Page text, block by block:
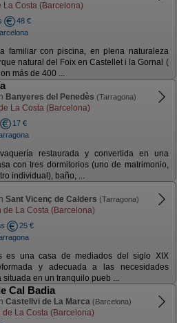
La Costa (Barcelona)
48 €
familiar con piscina, en plena naturaleza
natural del Foix en Castellet i la Gornal (
más de 400 ...
Banyeres del Penedès (Tarragona)
La Costa (Barcelona)
17 €
restaurada y convertida en una
con tres dormitorios (uno de matrimonio,
individual), baño, ...
Sant Vicenç de Calders (Tarragona)
de La Costa (Barcelona)
25 €
es una casa de mediados del siglo XIX
y adecuada a las necesidades
situada en un tranquilo pueb ...
Cal Badia
Castellvi de La Marca (Barcelona)
de La Costa (Barcelona)